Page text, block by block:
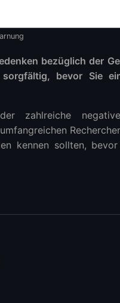
bezüglich der
bevor Sie
zahlreiche
kennen sollten,